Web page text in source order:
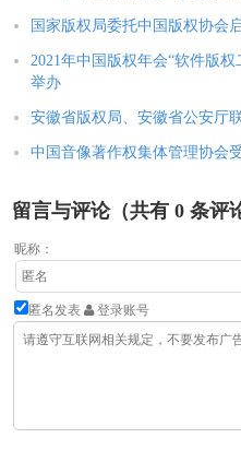
国家版权局委托中国版权协会
2021年中国版权年会“软件版
举办
安徽省版权局、安徽省公安厅
中国音像著作权集体管理协会
留言与评论（共有 0 条评
昵称：
匿名发表 登录账号